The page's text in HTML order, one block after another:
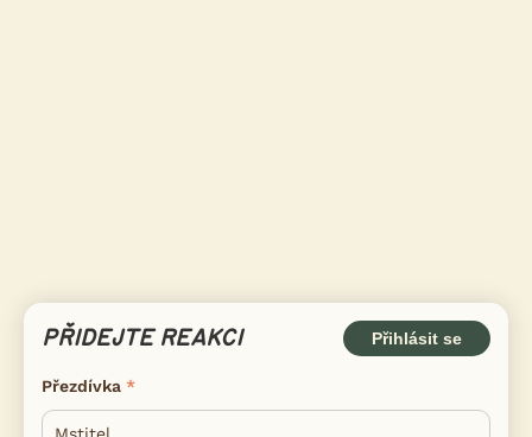
PŘIDEJTE REAKCI Přihlásit se
Přezdívka